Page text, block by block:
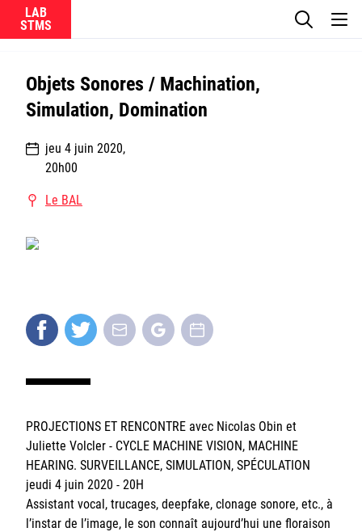
LAB
CNRS
Sorbonne Université
Ministère de la Culture
Rester informé
Offres d'emplois/stages
Le laboratoire
La recherche
Actualités
Équipes
Objets Sonores / Machination,
Simulation, Domination
jeu 4 juin 2020,
20h00
Le BAL
PROJECTIONS ET RENCONTRE avec Nicolas Obin et
Juliette Volcler - CYCLE MACHINE VISION, MACHINE
HEARING. SURVEILLANCE, SIMULATION, SPÉCULATION
jeudi 4 juin 2020 - 20H
Assistant vocal, trucages, deepfake, clonage sonore, etc., à
l’instar de l’image, le son connaît aujourd’hui une floraison